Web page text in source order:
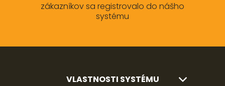
zákazníkov sa registrovalo do nášho
systému
VLASTNOSTI SYSTÉMU